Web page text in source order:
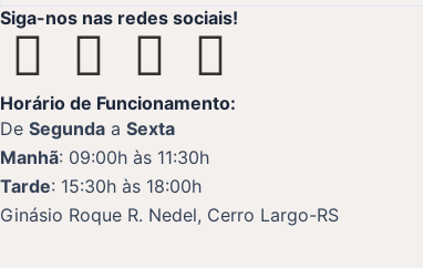
Siga-nos nas redes sociais!
F
a
c
e
I
n
s
t
Y
o
u
t
W
h
t
Horário de Funcionamento:
De Segunda a Sexta
Manhã: 09:00h às 11:30h
Tarde: 15:30h às 18:00h
Ginásio Roque R. Nedel, Cerro Largo-RS